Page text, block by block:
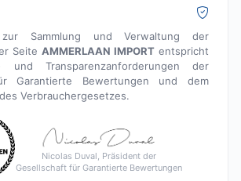
Sammlung und Verwaltung der
Seite AMMERLAAN IMPORT entspricht
und Transparenzanforderungen der
Garantierte Bewertungen und dem
Verbrauchergesetzes.
Nicolas Duval, Präsident der
Gesellschaft für Garantierte Bewertungen